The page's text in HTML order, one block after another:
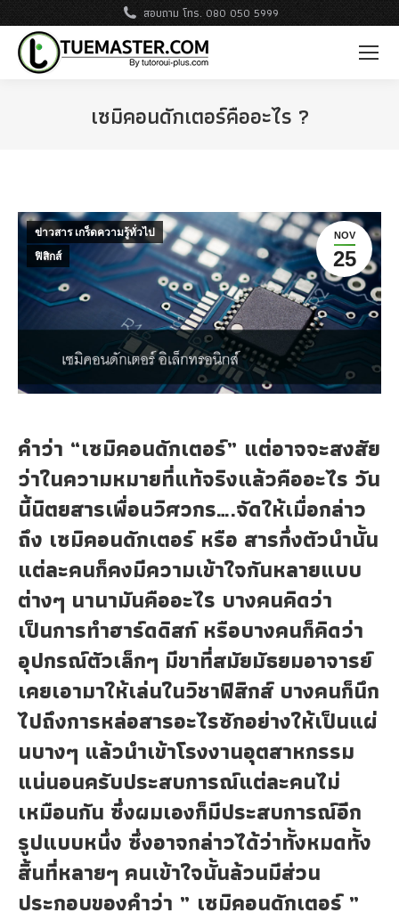
สอบถาม โทร. 080 050 5999
เซมิคอนดักเตอร์คืออะไร ?
NOV
25
ข่าวสาร เกร็ดความรู้ทั่วไป
ฟิสิกส์
คำว่า “เซมิคอนดักเตอร์” แต่อาจจะสงสัย
ว่าในความหมายที่แท้จริงแล้วคืออะไร วัน
นี้นิตยสารเพื่อนวิศวกร….จัดให้เมื่อกล่าว
ถึง เซมิคอนดักเตอร์ หรือ สารกึ่งตัวนำนั้น
แต่ละคนก็คงมีความเข้าใจกันหลายแบบ
ต่างๆ นานามันคืออะไร บางคนคิดว่า
เป็นการทำฮาร์ดดิสก์ หรือบางคนก็คิดว่า
อุปกรณ์ตัวเล็กๆ มีขาที่สมัยมัธยมอาจารย์
เคยเอามาให้เล่นในวิชาฟิสิกส์ บางคนก็นึก
ไปถึงการหล่อสารอะไรซักอย่างให้เป็นแผ่
นบางๆ แล้วนำเข้าโรงงานอุตสาหกรรม
แน่นอนครับประสบการณ์แต่ละคนไม่
เหมือนกัน ซึ่งผมเองก็มีประสบการณ์อีก
รูปแบบหนึ่ง ซึ่งอาจกล่าวได้ว่าทั้งหมดทั้ง
สิ้นที่หลายๆ คนเข้าใจนั้นล้วนมีส่วน
ประกอบของคำว่า ” เซมิคอนดักเตอร์ ”